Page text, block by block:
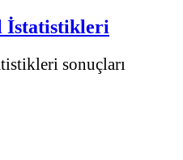
İstatistikleri
sonuçları